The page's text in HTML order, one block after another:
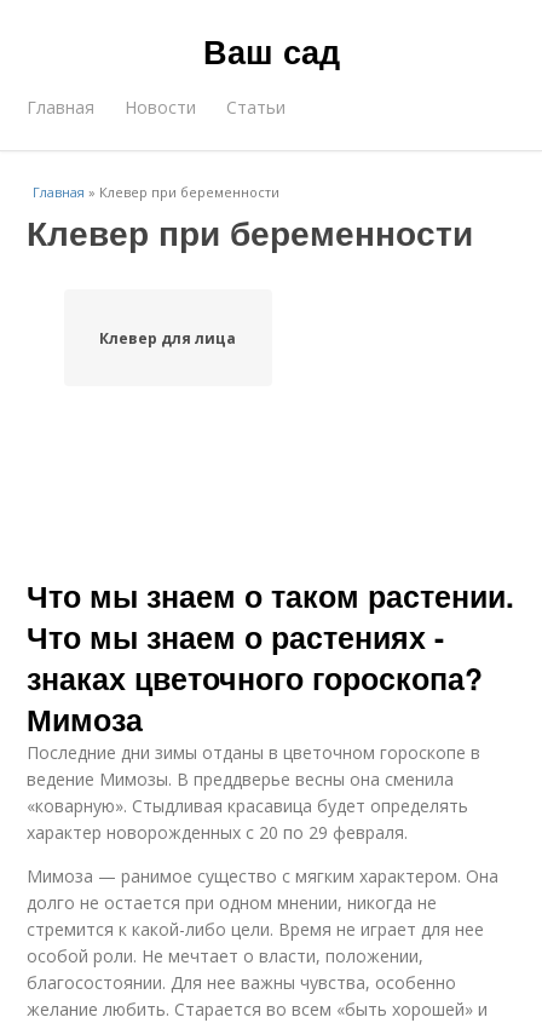
Ваш сад
Главная Новости Статьи
Главная » Клевер при беременности
Клевер при беременности
Клевер для лица
Что мы знаем о таком растении.
Что мы знаем о растениях -
знаках цветочного гороскопа?
Мимоза
Последние дни зимы отданы в цветочном гороскопе в
ведение Мимозы. В преддверье весны она сменила
«коварную». Стыдливая красавица будет определять
характер новорожденных с 20 по 29 февраля.
Мимоза — ранимое существо с мягким характером. Она
долго не остается при одном мнении, никогда не
стремится к какой-либо цели. Время не играет для нее
особой роли. Не мечтает о власти, положении,
благосостоянии. Для нее важны чувства, особенно
желание любить. Старается во всем «быть хорошей» и